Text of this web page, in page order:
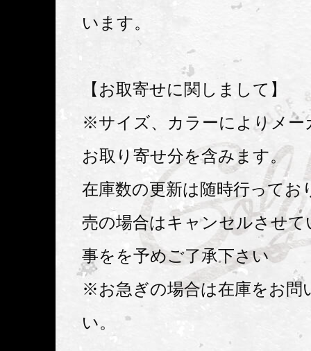
います。
【お取寄せに関しまして】
※サイズ、カラーによりメー
お取り寄せ分を含みます。
在庫数の更新は随時行ってお
売の場合はキャンセルさせ
事をを予めご了承下さい
※お急ぎの場合は在庫をお問
い。